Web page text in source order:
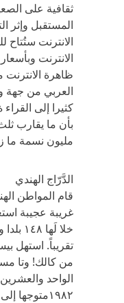
ثقافية على
‬المستقبل وإثر
‬الانترنت ستُتاح
‬الانترنت
‬ظاهرة الانترنت
العربي‏ ‬من جهة
كثيرا إلى
بأن ما‏ ‬يقارب
مليون نسمة ما
الدَّرّاج الهندي
قام المواطن
‬غريبة عجيبة
تقريباً‏. ‬استهل
‬الواحد
‏١٩٨٢‬متوجها